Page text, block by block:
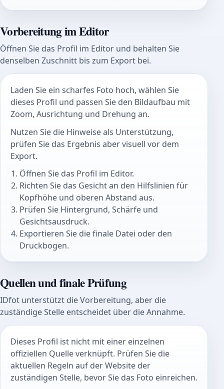
Vorbereitung im Editor
Öffnen Sie das Profil im Editor und behalten Sie
denselben Zuschnitt bis zum Export bei.
Laden Sie ein scharfes Foto hoch, wählen Sie
dieses Profil und passen Sie den Bildaufbau mit
Zoom, Ausrichtung und Drehung an.
Nutzen Sie die Hinweise als Unterstützung,
prüfen Sie das Ergebnis aber visuell vor dem
Export.
Öffnen Sie das Profil im Editor.
Richten Sie das Gesicht an den Hilfslinien für
Kopfhöhe und oberen Abstand aus.
Prüfen Sie Hintergrund, Schärfe und
Gesichtsausdruck.
Exportieren Sie die finale Datei oder den
Druckbogen.
Quellen und finale Prüfung
IDfot unterstützt die Vorbereitung, aber die
zuständige Stelle entscheidet über die Annahme.
Dieses Profil ist nicht mit einer einzelnen
offiziellen Quelle verknüpft. Prüfen Sie die
aktuellen Regeln auf der Website der
zuständigen Stelle, bevor Sie das Foto einreichen.